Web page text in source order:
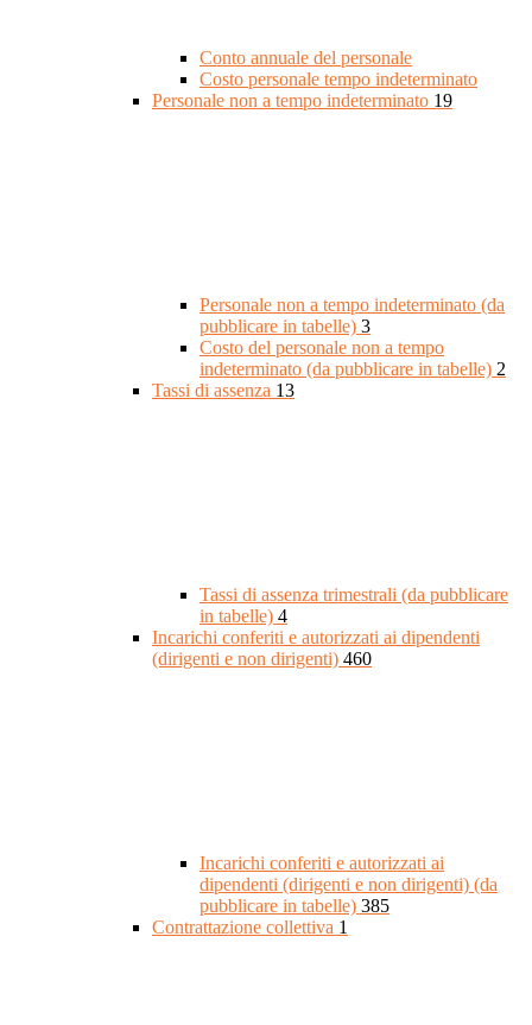
Conto annuale del personale
Costo personale tempo indeterminato
Personale non a tempo indeterminato 19
Personale non a tempo indeterminato (da
pubblicare in tabelle) 3
Costo del personale non a tempo
indeterminato (da pubblicare in tabelle) 2
Tassi di assenza 13
Tassi di assenza trimestrali (da pubblicare
in tabelle) 4
Incarichi conferiti e autorizzati ai dipendenti
(dirigenti e non dirigenti) 460
Incarichi conferiti e autorizzati ai
dipendenti (dirigenti e non dirigenti) (da
pubblicare in tabelle) 385
Contrattazione collettiva 1